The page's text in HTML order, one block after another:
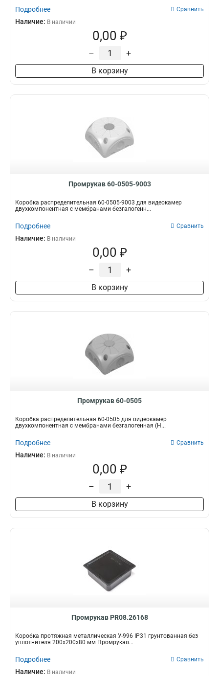
Подробнее Сравнить
Наличие: В наличии
0,00 ₽
– +
В корзину
Промрукав 60-0505-9003
Коробка распределительная 60-0505-9003 для видеокамер
двухкомпонентная с мембранами безгалогенн...
Подробнее Сравнить
Наличие: В наличии
0,00 ₽
– +
В корзину
Промрукав 60-0505
Коробка распределительная 60-0505 для видеокамер
двухкомпонентная с мембранами безгалогенная (H...
Подробнее Сравнить
Наличие: В наличии
0,00 ₽
– +
В корзину
Промрукав PR08.26168
Коробка протяжная металлическая У-996 IP31 грунтованная без
уплотнителя 200х200х80 мм Промрукав...
Подробнее Сравнить
Наличие: В наличии